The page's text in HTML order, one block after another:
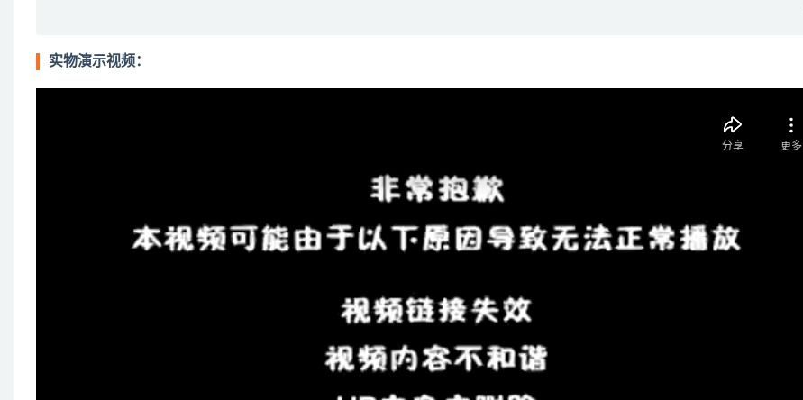
实物演示视频：